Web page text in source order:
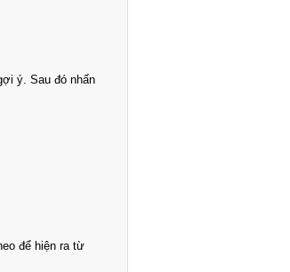
ý. Sau đó nhấn
để hiện ra từ